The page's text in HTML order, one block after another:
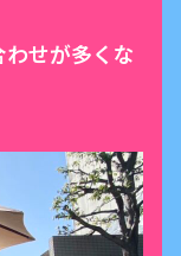
せが多くな